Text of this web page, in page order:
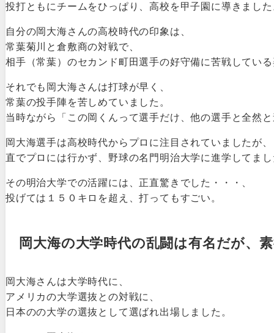
投打ともにチームをひっぱり、高校を甲子園に導きまし
自分の岡大海さんの高校時代の印象は、
常葉菊川と倉敷商の対戦で、
相手（常葉）のセカンド町田選手の好守備に苦戦してい
それでも岡大海さんは打球が早く、
常葉の投手陣を苦しめていました。
当時ながら「この岡くんって選手だけ、他の選手と全然
岡大海選手は高校時代からプロに注目されていましたが、
直でプロには行かず、野球の名門明治大学に進学してま
その明治大学での活躍には、正直驚きでした・・・、
投げては１５０キロを超え、打ってもすごい。
岡大海の大学時代の乱闘は有名だが、
岡大海さんは大学時代に、
アメリカの大学選抜との対戦に、
日本のの大学の選抜として選ばれ出場しました。